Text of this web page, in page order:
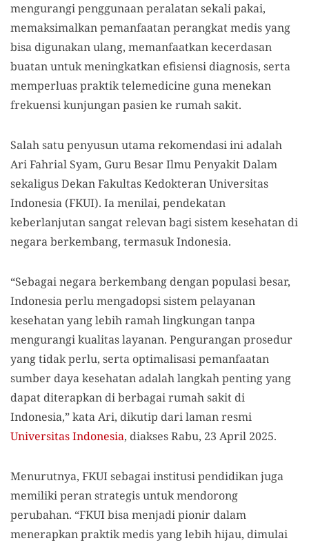
mengurangi penggunaan peralatan sekali pakai,
memaksimalkan pemanfaatan perangkat medis yang
bisa digunakan ulang, memanfaatkan kecerdasan
buatan untuk meningkatkan efisiensi diagnosis, serta
memperluas praktik telemedicine guna menekan
frekuensi kunjungan pasien ke rumah sakit.
Salah satu penyusun utama rekomendasi ini adalah
Ari Fahrial Syam, Guru Besar Ilmu Penyakit Dalam
sekaligus Dekan Fakultas Kedokteran Universitas
Indonesia (FKUI). Ia menilai, pendekatan
keberlanjutan sangat relevan bagi sistem kesehatan di
negara berkembang, termasuk Indonesia.
“Sebagai negara berkembang dengan populasi besar,
Indonesia perlu mengadopsi sistem pelayanan
kesehatan yang lebih ramah lingkungan tanpa
mengurangi kualitas layanan. Pengurangan prosedur
yang tidak perlu, serta optimalisasi pemanfaatan
sumber daya kesehatan adalah langkah penting yang
dapat diterapkan di berbagai rumah sakit di
Indonesia,” kata Ari, dikutip dari laman resmi
Universitas Indonesia, diakses Rabu, 23 April 2025.
Menurutnya, FKUI sebagai institusi pendidikan juga
memiliki peran strategis untuk mendorong
perubahan. “FKUI bisa menjadi pionir dalam
menerapkan praktik medis yang lebih hijau, dimulai